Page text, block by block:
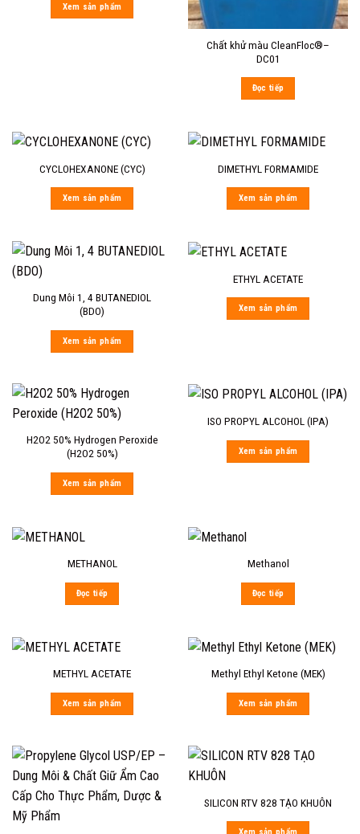
Xem sản phẩm
Chất khử màu CleanFloc®–
DC01
Đọc tiếp
CYCLOHEXANONE (CYC)
Xem sản phẩm
DIMETHYL FORMAMIDE
Xem sản phẩm
Dung Môi 1, 4 BUTANEDIOL
(BDO)
Xem sản phẩm
ETHYL ACETATE
Xem sản phẩm
H2O2 50% Hydrogen Peroxide
(H2O2 50%)
Xem sản phẩm
ISO PROPYL ALCOHOL (IPA)
Xem sản phẩm
METHANOL
Đọc tiếp
Methanol
Đọc tiếp
METHYL ACETATE
Xem sản phẩm
Methyl Ethyl Ketone (MEK)
Xem sản phẩm
SILICON RTV 828 TẠO KHUÔN